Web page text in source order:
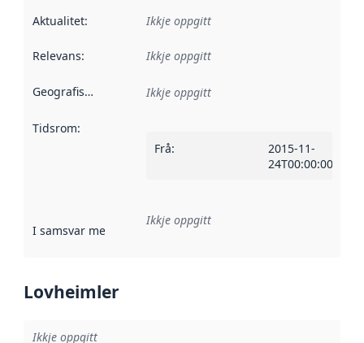
Aktualitet: Ikkje oppgitt
Relevans: Ikkje oppgitt
Geografisk område Ikkje oppgitt
Tidsrom:
Frå:
2015-11-
24T00:00:00Z
I samsvar med Referanse til ei implementeringsregel eller
Ikkje oppgitt
Lovheimler
Ikkje oppgitt